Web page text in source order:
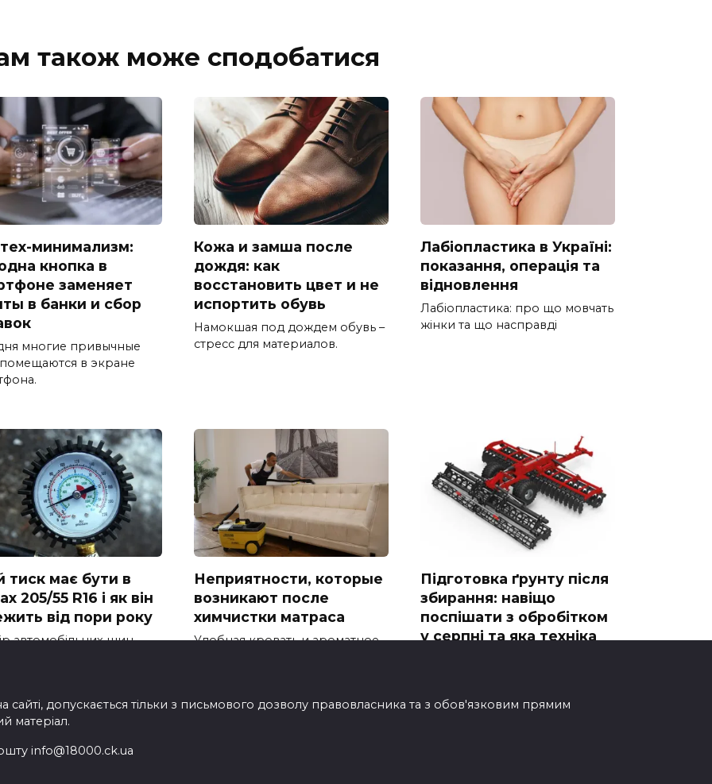
також може сподобатися
минимализм:
кнопка в
заменяет
в банки и сбор
многие привычные
в экране
Кожа и замша после
дождя: как
восстановить цвет и не
испортить обувь
Намокшая под дождем обувь –
стресс для материалов.
Лабіопластика в Україні:
показання, операція та
відновлення
Лабіопластика: про що мовчать
жінки та що насправді
тиск має бути в
205/55 R16 і як він
від пори року
автомобільних шин
Неприятности, которые
возникают после
химчистки матраса
Удобная кровать и ароматное
Підготовка ґрунту після
збирання: навіщо
поспішати з обробітком
у серпні та яка техніка
сайті, допускається тільки з письмового дозволу правовласника та з обов'язковим прямим
матеріал.
info@18000.ck.ua